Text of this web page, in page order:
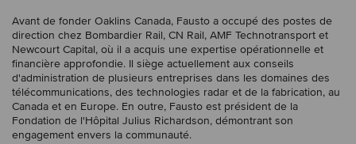
Avant de fonder Oaklins Canada, Fausto a occupé des postes de
direction chez Bombardier Rail, CN Rail, AMF Technotransport et
Newcourt Capital, où il a acquis une expertise opérationnelle et
financière approfondie. Il siège actuellement aux conseils
d'administration de plusieurs entreprises dans les domaines des
télécommunications, des technologies radar et de la fabrication, au
Canada et en Europe. En outre, Fausto est président de la
Fondation de l'Hôpital Julius Richardson, démontrant son
engagement envers la communauté.